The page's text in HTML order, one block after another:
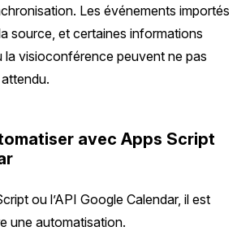
Les événements importés
source, et certaines informations
la visioconférence peuvent ne pas
avec Apps Script
ou l’API Google Calendar, il est
une automatisation.